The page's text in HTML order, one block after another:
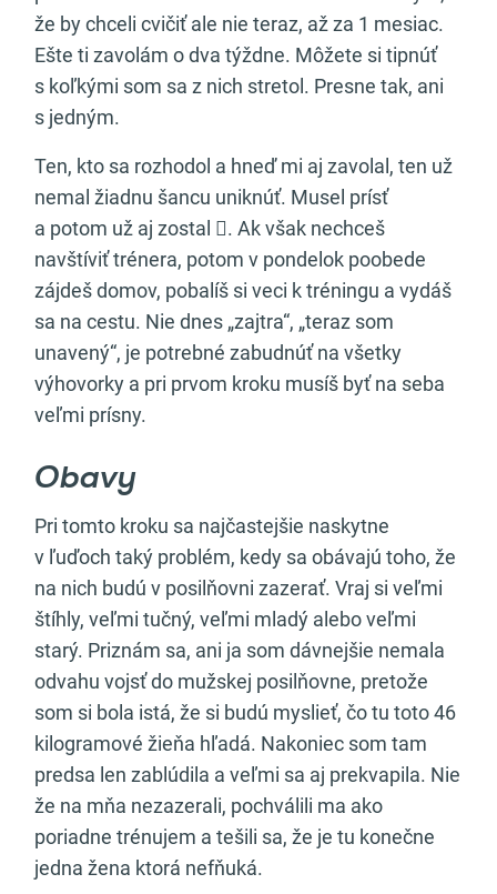
že by chceli cvičiť ale nie teraz, až za 1 mesiac.
Ešte ti zavolám o dva týždne. Môžete si tipnúť
s koľkými som sa z nich stretol. Presne tak, ani
s jedným.
Ten, kto sa rozhodol a hneď mi aj zavolal, ten už
nemal žiadnu šancu uniknúť. Musel prísť
a potom už aj zostal . Ak však nechceš
navštíviť trénera, potom v pondelok poobede
zájdeš domov, pobalíš si veci k tréningu a vydáš
sa na cestu. Nie dnes „zajtra“, „teraz som
unavený“, je potrebné zabudnúť na všetky
výhovorky a pri prvom kroku musíš byť na seba
veľmi prísny.
Obavy
Pri tomto kroku sa najčastejšie naskytne
v ľuďoch taký problém, kedy sa obávajú toho, že
na nich budú v posilňovni zazerať. Vraj si veľmi
štíhly, veľmi tučný, veľmi mladý alebo veľmi
starý. Priznám sa, ani ja som dávnejšie nemala
odvahu vojsť do mužskej posilňovne, pretože
som si bola istá, že si budú myslieť, čo tu toto 46
kilogramové žieňa hľadá. Nakoniec som tam
predsa len zablúdila a veľmi sa aj prekvapila. Nie
že na mňa nezazerali, pochválili ma ako
poriadne trénujem a tešili sa, že je tu konečne
jedna žena ktorá nefňuká.